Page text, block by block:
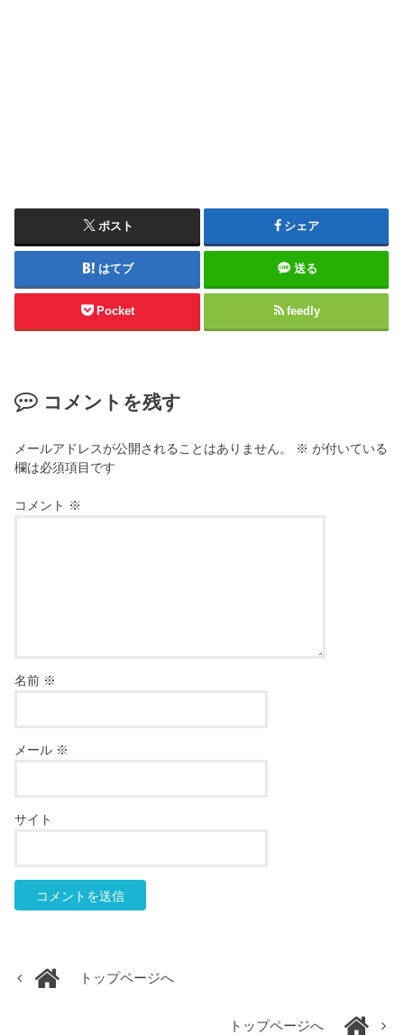
ポスト シェア
はてブ 送る
Pocket feedly
コメントを残す
メールアドレスが公開されることはありません。 ※ が付いている
欄は必須項目です
コメント ※
名前 ※
メール ※
サイト
トップページへ
トップページへ